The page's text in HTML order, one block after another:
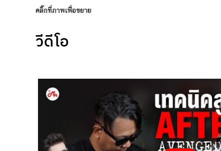
คลิ๊กที่ภาพเพื่อขยาย
วีดีโอ